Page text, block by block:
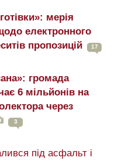
мерія
електронного
пропозицій
17
громада
6 мільйонів на
через
3
під асфальт і